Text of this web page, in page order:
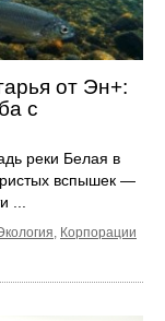
от Эн+:
с
реки Белая в
вспышек —
...
, Корпорации